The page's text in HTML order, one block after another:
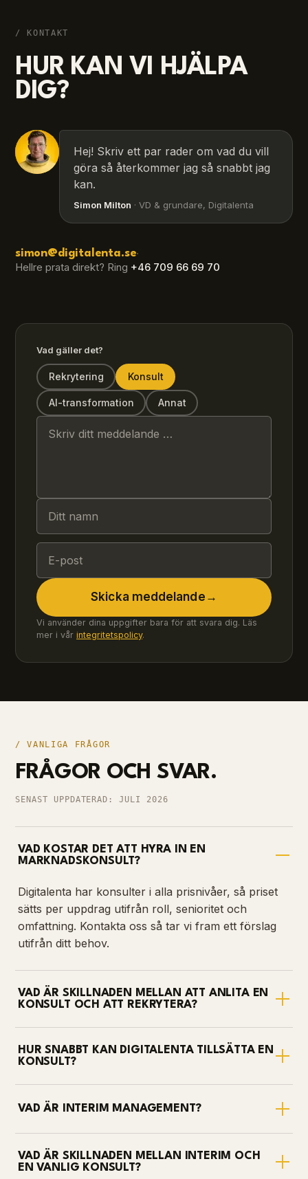
/ KONTAKT
HUR KAN VI HJÄLPA
DIG?
Hej! Skriv ett par rader om vad du vill
göra så återkommer jag så snabbt jag
kan.
Simon Milton · VD & grundare, Digitalenta
simon@digitalenta.se·
Hellre prata direkt? Ring +46 709 66 69 70
Vad gäller det?
Rekrytering Konsult
AI-transformation Annat
Skicka meddelande →
Vi använder dina uppgifter bara för att svara dig. Läs
mer i vår integritetspolicy.
/ VANLIGA FRÅGOR
FRÅGOR OCH SVAR.
SENAST UPPDATERAD: JULI 2026
VAD KOSTAR DET ATT HYRA IN EN
MARKNADSKONSULT?
Digitalenta har konsulter i alla prisnivåer, så priset
sätts per uppdrag utifrån roll, senioritet och
omfattning. Kontakta oss så tar vi fram ett förslag
utifrån ditt behov.
VAD ÄR SKILLNADEN MELLAN ATT ANLITA EN
KONSULT OCH ATT REKRYTERA?
HUR SNABBT KAN DIGITALENTA TILLSÄTTA EN
KONSULT?
VAD ÄR INTERIM MANAGEMENT?
VAD ÄR SKILLNADEN MELLAN INTERIM OCH
EN VANLIG KONSULT?